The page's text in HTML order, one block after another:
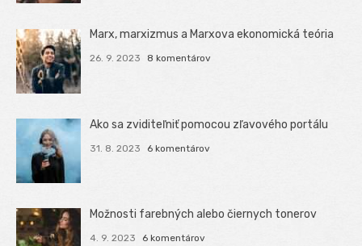
Marx, marxizmus a Marxova ekonomická teória
26. 9. 2023 8 komentárov
Ako sa zviditeľniť pomocou zľavového portálu
31. 8. 2023 6 komentárov
Možnosti farebných alebo čiernych tonerov
4. 9. 2023 6 komentárov